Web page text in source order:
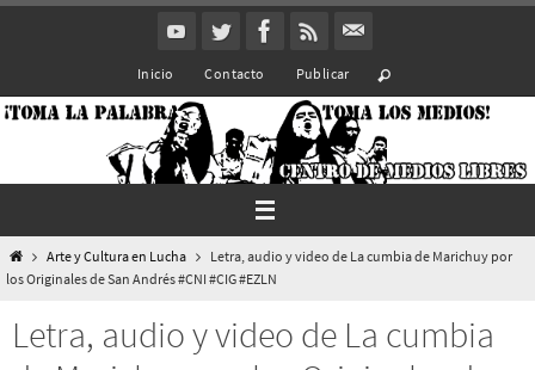
Inicio Contacto Publicar
InicioArte y Cultura en Lucha
Letra, audio y video de La cumbia de Marichuy por
los Originales de San Andrés #CNI #CIG #EZLN
Letra, audio y video de La cumbia